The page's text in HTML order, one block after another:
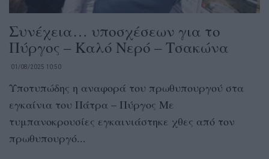
Συνέχεια… υποσχέσεων για το
Πύργος – Καλό Νερό – Τσακώνα
01/08/2025 10:50
Υποτυπώδης η αναφορά του πρωθυπουργού στα
εγκαίνια του Πάτρα – Πύργος Με
τυμπανοκρουσίες εγκαινιάστηκε χθες από τον
πρωθυπουργό...